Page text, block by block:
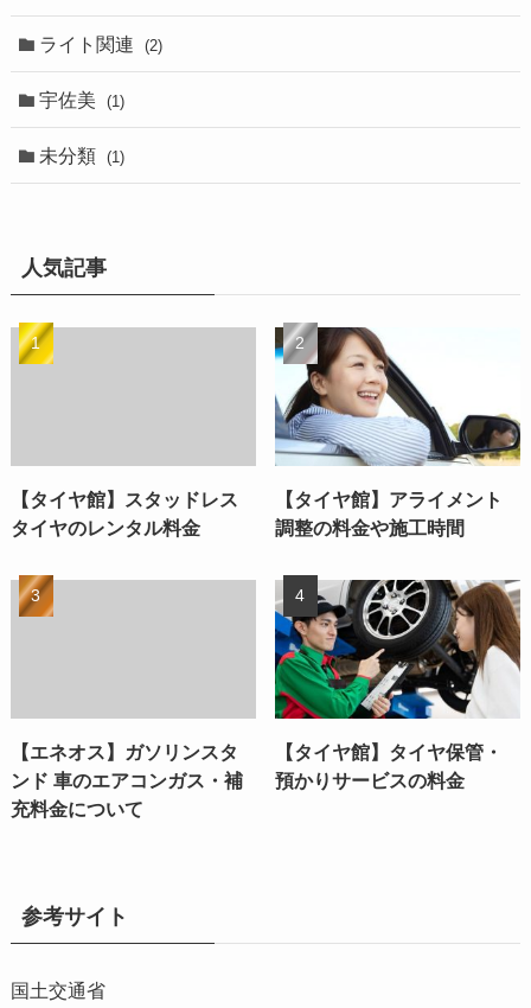
ライト関連 (2)
宇佐美 (1)
未分類 (1)
人気記事
【タイヤ館】スタッドレス
タイヤのレンタル料金
【タイヤ館】アライメント
調整の料金や施工時間
【エネオス】ガソリンスタ
ンド 車のエアコンガス・補
充料金について
【タイヤ館】タイヤ保管・
預かりサービスの料金
参考サイト
国土交通省